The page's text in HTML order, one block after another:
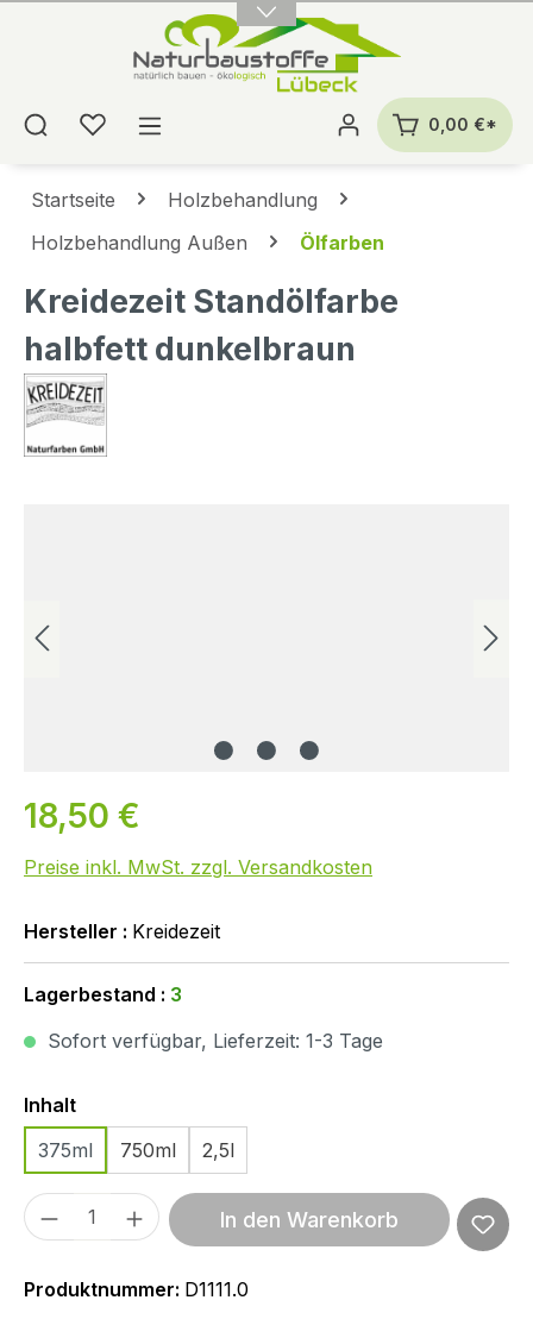
0,00 €*
Startseite
Holzbehandlung
Holzbehandlung Außen
Ölfarben
Kreidezeit Standölfarbe
halbfett dunkelbraun
18,50 €
Preise inkl. MwSt. zzgl. Versandkosten
Hersteller : Kreidezeit
Lagerbestand : 3
Sofort verfügbar, Lieferzeit: 1-3 Tage
InhaltAuswählen
375ml
750ml 2,5l
Produkt Anzahl: Gib den gewünschten
In den Warenkorb
Produktnummer: D1111.0